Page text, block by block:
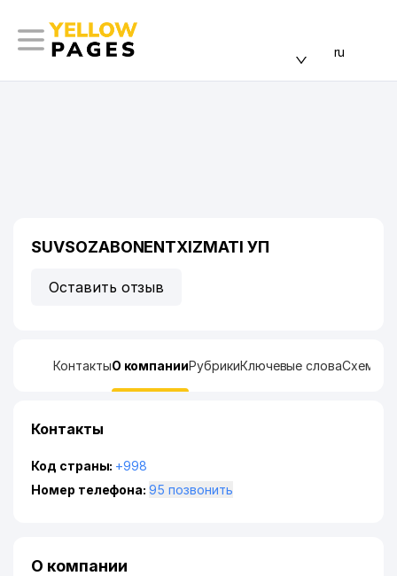
ru
SUVSOZABONENTXIZMATI УП
Оставить отзыв
КонтактыО компанииРубрикиКлючевые словаСхема
Контакты
Код страны: +998
Номер телефона:
95 позвонить
О компании